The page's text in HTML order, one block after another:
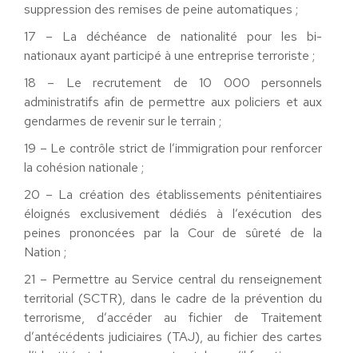
suppression des remises de peine automatiques ;
17 – La déchéance de nationalité pour les bi-
nationaux ayant participé à une entreprise terroriste ;
18 – Le recrutement de 10 000 personnels
administratifs afin de permettre aux policiers et aux
gendarmes de revenir sur le terrain ;
19 – Le contrôle strict de l’immigration pour renforcer
la cohésion nationale ;
20 – La création des établissements pénitentiaires
éloignés exclusivement dédiés à l’exécution des
peines prononcées par la Cour de sûreté de la
Nation ;
21 – Permettre au Service central du renseignement
territorial (SCTR), dans le cadre de la prévention du
terrorisme, d’accéder au fichier de Traitement
d’antécédents judiciaires (TAJ), au fichier des cartes